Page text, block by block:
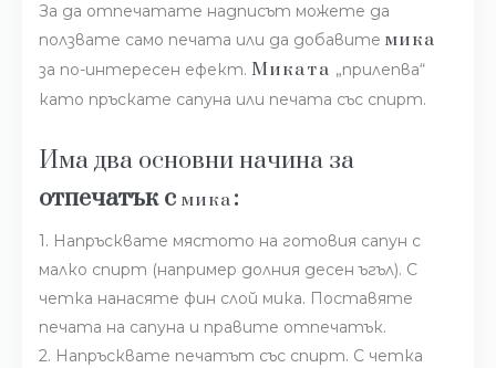
За да отпечатате надписът можете да
ползвате само печата или да добавите мика
за по-интересен ефект. Миката „прилепва“
като пръскате сапуна или печата със спирт.
Има два основни начина за
отпечатък с мика :
1. Напръсквате мястото на готовия сапун с
малко спирт (например долния десен ъгъл). С
четка нанасяте фин слой мика. Поставяте
печата на сапуна и правите отпечатък.
2. Напръсквате печатът със спирт. С четка